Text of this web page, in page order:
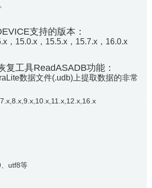
支持的版本：
，15.0.x，15.5.x，15.7.x，16.0.x
工具ReadASADB功能：
数据文件(.udb)上提取数据的非常
utf8等